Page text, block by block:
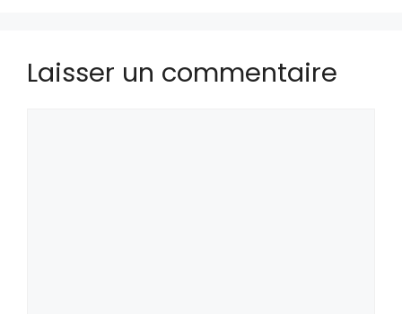
Laisser un commentaire